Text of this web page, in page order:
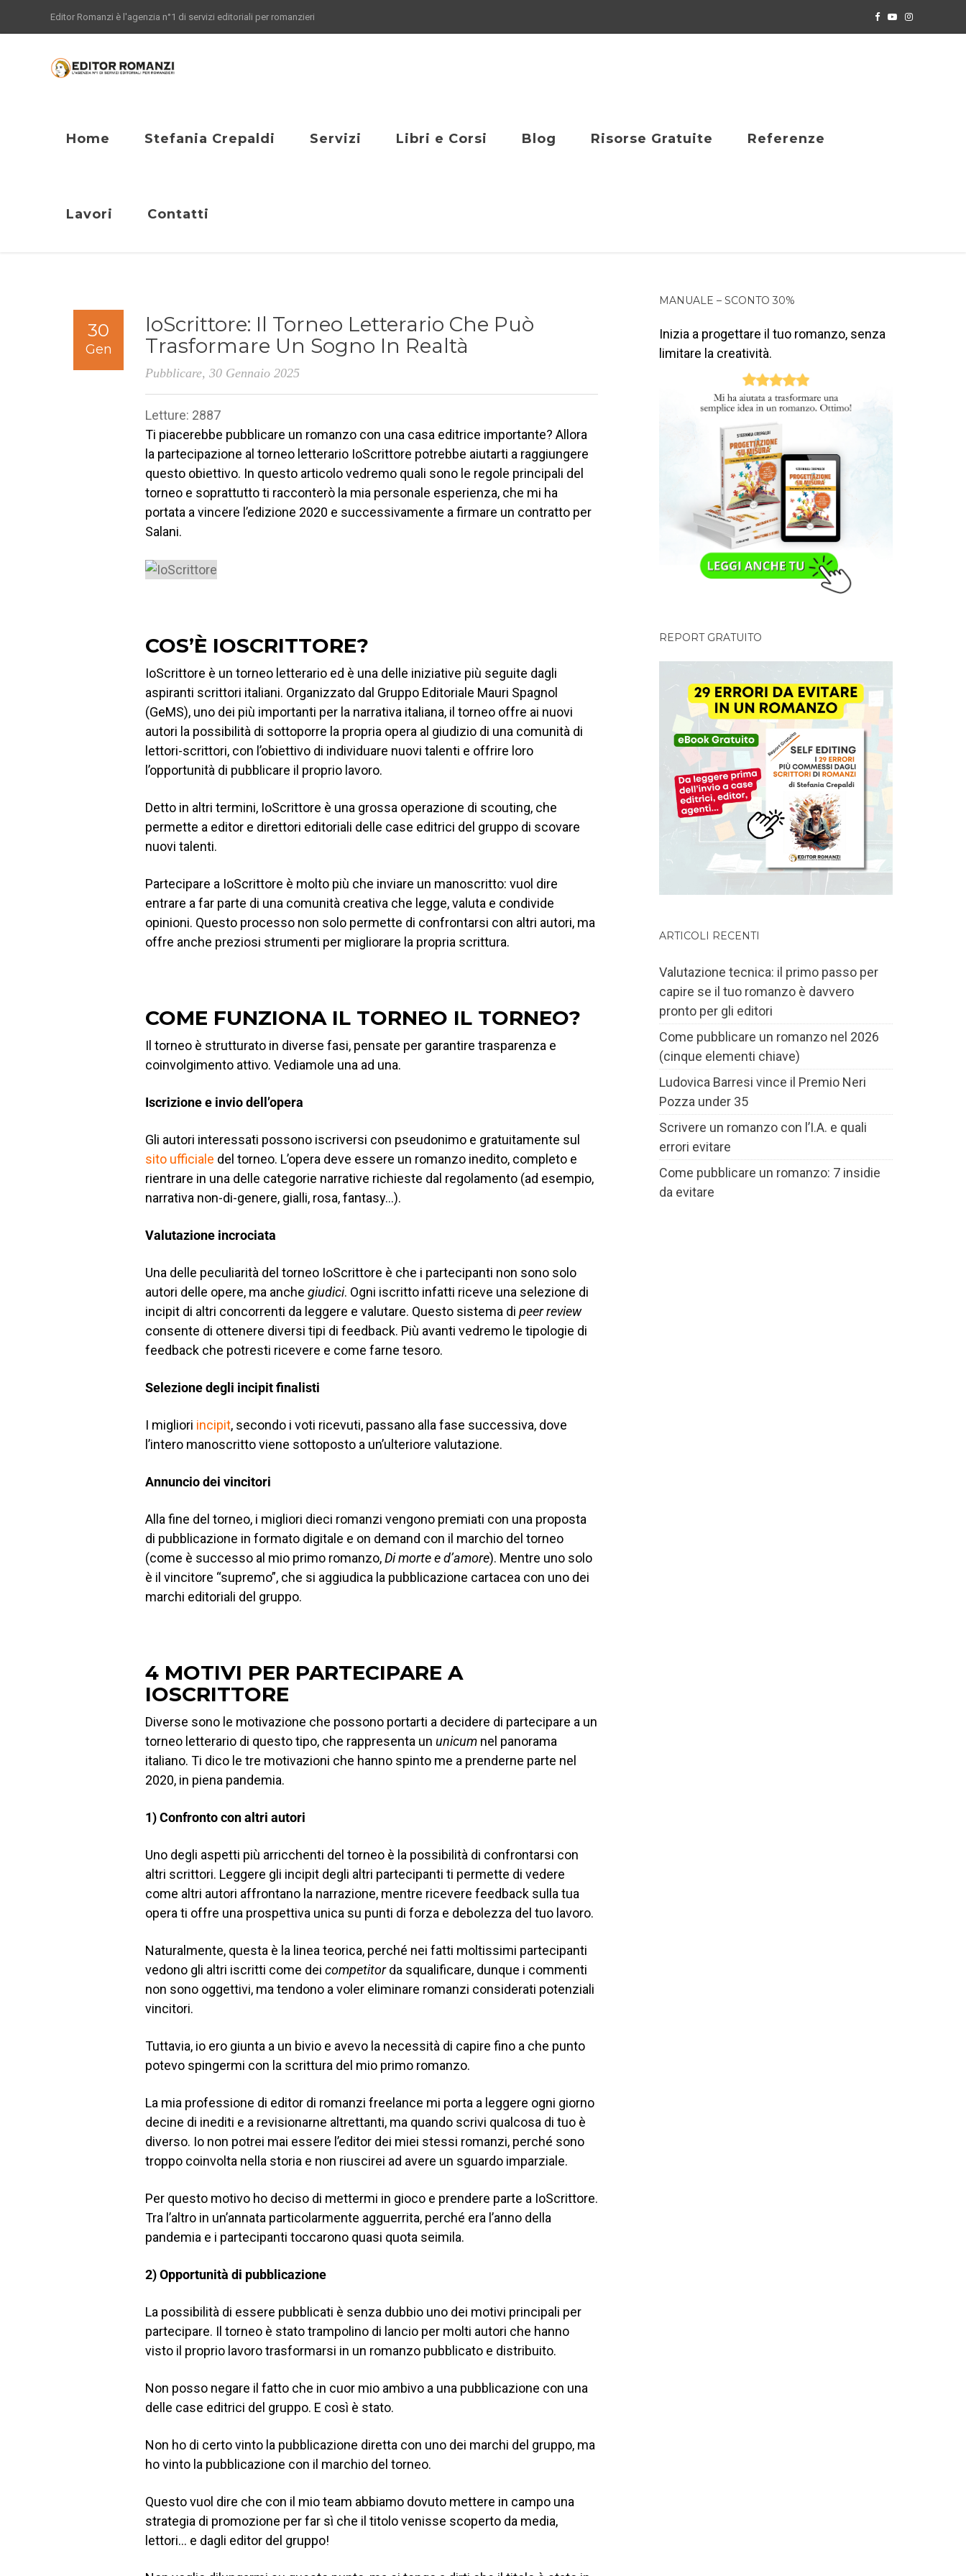
Editor Romanzi è l'agenzia n°1 di servizi editoriali per romanzieri
Home Stefania Crepaldi Servizi Libri e Corsi Blog Risorse Gratuite Referenze
Lavori Contatti
30
Gen
IoScrittore: Il Torneo Letterario Che Può
Trasformare Un Sogno In Realtà
Pubblicare, 30 Gennaio 2025
Letture: 2887
Ti piacerebbe pubblicare un romanzo con una casa editrice importante? Allora
la partecipazione al torneo letterario IoScrittore potrebbe aiutarti a raggiungere
questo obiettivo. In questo articolo vedremo quali sono le regole principali del
torneo e soprattutto ti racconterò la mia personale esperienza, che mi ha
portata a vincere l’edizione 2020 e successivamente a firmare un contratto per
Salani.
COS’È IOSCRITTORE?
IoScrittore è un torneo letterario ed è una delle iniziative più seguite dagli
aspiranti scrittori italiani. Organizzato dal Gruppo Editoriale Mauri Spagnol
(GeMS), uno dei più importanti per la narrativa italiana, il torneo offre ai nuovi
autori la possibilità di sottoporre la propria opera al giudizio di una comunità di
lettori-scrittori, con l’obiettivo di individuare nuovi talenti e offrire loro
l’opportunità di pubblicare il proprio lavoro.
Detto in altri termini, IoScrittore è una grossa operazione di scouting, che
permette a editor e direttori editoriali delle case editrici del gruppo di scovare
nuovi talenti.
Partecipare a IoScrittore è molto più che inviare un manoscritto: vuol dire
entrare a far parte di una comunità creativa che legge, valuta e condivide
opinioni. Questo processo non solo permette di confrontarsi con altri autori, ma
offre anche preziosi strumenti per migliorare la propria scrittura.
COME FUNZIONA IL TORNEO IL TORNEO?
Il torneo è strutturato in diverse fasi, pensate per garantire trasparenza e
coinvolgimento attivo. Vediamole una ad una.
Iscrizione e invio dell’opera
Gli autori interessati possono iscriversi con pseudonimo e gratuitamente sul
sito ufficiale del torneo. L’opera deve essere un romanzo inedito, completo e
rientrare in una delle categorie narrative richieste dal regolamento (ad esempio,
narrativa non-di-genere, gialli, rosa, fantasy…).
Valutazione incrociata
Una delle peculiarità del torneo IoScrittore è che i partecipanti non sono solo
autori delle opere, ma anche giudici. Ogni iscritto infatti riceve una selezione di
incipit di altri concorrenti da leggere e valutare. Questo sistema di peer review
consente di ottenere diversi tipi di feedback. Più avanti vedremo le tipologie di
feedback che potresti ricevere e come farne tesoro.
Selezione degli incipit finalisti
I migliori incipit, secondo i voti ricevuti, passano alla fase successiva, dove
l’intero manoscritto viene sottoposto a un’ulteriore valutazione.
Annuncio dei vincitori
Alla fine del torneo, i migliori dieci romanzi vengono premiati con una proposta
di pubblicazione in formato digitale e on demand con il marchio del torneo
(come è successo al mio primo romanzo,Di morte e d’amore). Mentre uno solo
è il vincitore “supremo”, che si aggiudica la pubblicazione cartacea con uno dei
marchi editoriali del gruppo.
4 MOTIVI PER PARTECIPARE A
IOSCRITTORE
Diverse sono le motivazione che possono portarti a decidere di partecipare a un
torneo letterario di questo tipo, che rappresenta un unicum nel panorama
italiano. Ti dico le tre motivazioni che hanno spinto me a prenderne parte nel
2020, in piena pandemia.
1)Confronto con altri autori
Uno degli aspetti più arricchenti del torneo è la possibilità di confrontarsi con
altri scrittori. Leggere gli incipit degli altri partecipanti ti permette di vedere
come altri autori affrontano la narrazione, mentre ricevere feedback sulla tua
opera ti offre una prospettiva unica su punti di forza e debolezza del tuo lavoro.
Naturalmente, questa è la linea teorica, perché nei fatti moltissimi partecipanti
vedono gli altri iscritti come dei competitorda squalificare, dunque i commenti
non sono oggettivi, ma tendono a voler eliminare romanzi considerati potenziali
vincitori.
Tuttavia, io ero giunta a un bivio e avevo la necessità di capire fino a che punto
potevo spingermi con la scrittura del mio primo romanzo.
La mia professione di editor di romanzi freelance mi porta a leggere ogni giorno
decine di inediti e a revisionarne altrettanti, ma quando scrivi qualcosa di tuo è
diverso. Io non potrei mai essere l’editor dei miei stessi romanzi, perché sono
troppo coinvolta nella storia e non riuscirei ad avere un sguardo imparziale.
Per questo motivo ho deciso di mettermi in gioco e prendere parte a IoScrittore.
Tra l’altro in un’annata particolarmente agguerrita, perché era l’anno della
pandemia e i partecipanti toccarono quasi quota seimila.
2)Opportunità di pubblicazione
La possibilità di essere pubblicati è senza dubbio uno dei motivi principali per
partecipare. Il torneo è stato trampolino di lancio per molti autori che hanno
visto il proprio lavoro trasformarsi in un romanzo pubblicato e distribuito.
Non posso negare il fatto che in cuor mio ambivo a una pubblicazione con una
delle case editrici del gruppo. E così è stato.
Non ho di certo vinto la pubblicazione diretta con uno dei marchi del gruppo, ma
ho vinto la pubblicazione con il marchio del torneo.
Questo vuol dire che con il mio team abbiamo dovuto mettere in campo una
strategia di promozione per far sì che il titolo venisse scoperto da media,
lettori… e dagli editor del gruppo!
MANUALE – SCONTO 30%
Inizia a progettare il tuo romanzo, senza
limitare la creatività.
REPORT GRATUITO
ARTICOLI RECENTI
Valutazione tecnica: il primo passo per
capire se il tuo romanzo è davvero
pronto per gli editori
Come pubblicare un romanzo nel 2026
(cinque elementi chiave)
Ludovica Barresi vince il Premio Neri
Pozza under 35
Scrivere un romanzo con l’I.A. e quali
errori evitare
Come pubblicare un romanzo: 7 insidie
da evitare